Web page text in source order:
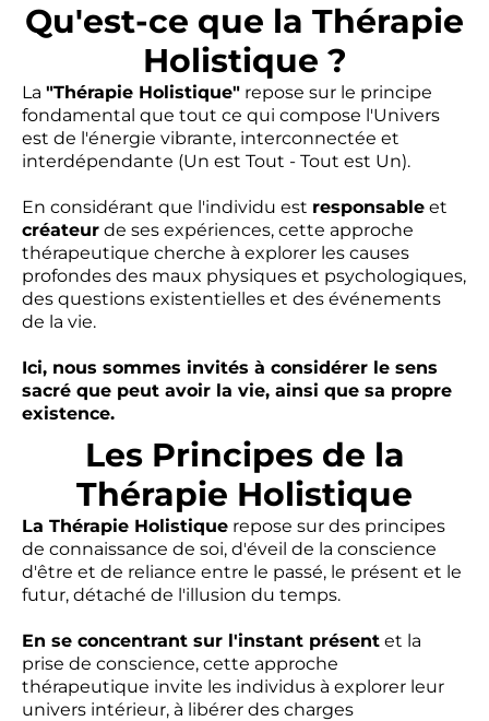
Qu'est-ce que la Thérapie
Holistique ?
La "Thérapie Holistique" repose sur le principe
fondamental que tout ce qui compose l'Univers
est de l'énergie vibrante, interconnectée et
interdépendante (Un est Tout - Tout est Un).
En considérant que l'individu est responsable et
créateur de ses expériences, cette approche
thérapeutique cherche à explorer les causes
profondes des maux physiques et psychologiques,
des questions existentielles et des événements
de la vie.
Ici, nous sommes invités à considérer le sens
sacré que peut avoir la vie, ainsi que sa propre
existence.
Les Principes de la
Thérapie Holistique
La Thérapie Holistique repose sur des principes
de connaissance de soi, d'éveil de la conscience
d'être et de reliance entre le passé, le présent et le
futur, détaché de l'illusion du temps.
En se concentrant sur l'instant présent et la
prise de conscience, cette approche
thérapeutique invite les individus à explorer leur
univers intérieur, à libérer des charges